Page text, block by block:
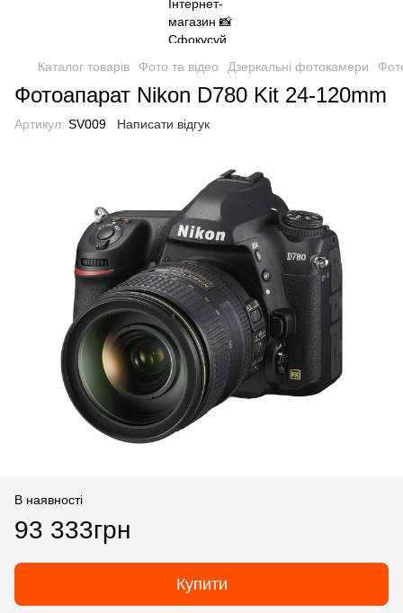
Каталог товарів Фото та відео Дзеркальні фотокамери
Фотоапарат Nikon D780 Kit 24-120mm
Артикул: SV009 Написати відгук
В наявності
93 333грн
Купити